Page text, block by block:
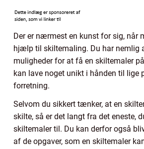
Der er nærmest en kunst for sig, når
hjælp til skiltemaling. Du har nemlig
muligheder for at få en skiltemaler
kan lave noget unikt i hånden til lige
forretning.
Selvom du sikkert tænker, at en
skilte, så er det langt fra det eneste,
skiltemaler til. Du kan derfor også
af de opgaver, som en skiltemaler